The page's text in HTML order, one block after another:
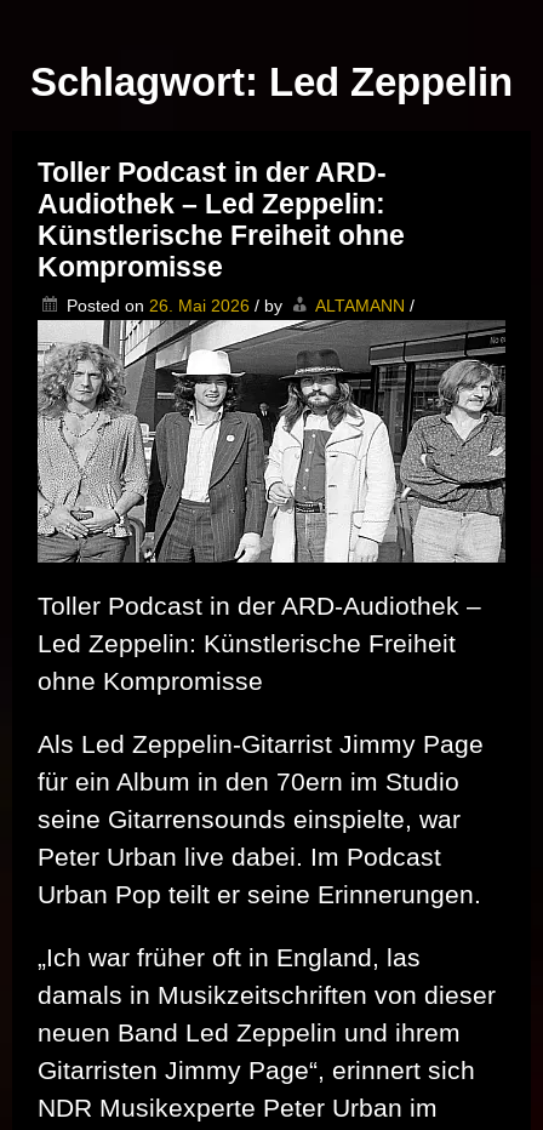
Schlagwort: Led Zeppelin
Toller Podcast in der ARD-
Audiothek – Led Zeppelin:
Künstlerische Freiheit ohne
Kompromisse
Posted on 26. Mai 2026 / by ALTAMANN /
Toller Podcast in der ARD-Audiothek –
Led Zeppelin: Künstlerische Freiheit
ohne Kompromisse
Als Led Zeppelin-Gitarrist Jimmy Page
für ein Album in den 70ern im Studio
seine Gitarrensounds einspielte, war
Peter Urban live dabei. Im Podcast
Urban Pop teilt er seine Erinnerungen.
„Ich war früher oft in England, las
damals in Musikzeitschriften von dieser
neuen Band Led Zeppelin und ihrem
Gitarristen Jimmy Page“, erinnert sich
NDR Musikexperte Peter Urban im